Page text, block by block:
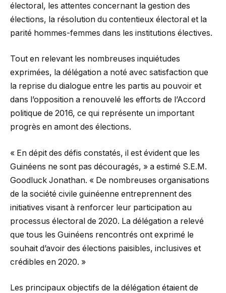
électoral, les attentes concernant la gestion des
élections, la résolution du contentieux électoral et la
parité hommes-femmes dans les institutions électives.
Tout en relevant les nombreuses inquiétudes
exprimées, la délégation a noté avec satisfaction que
la reprise du dialogue entre les partis au pouvoir et
dans l’opposition a renouvelé les efforts de l’Accord
politique de 2016, ce qui représente un important
progrès en amont des élections.
« En dépit des défis constatés, il est évident que les
Guinéens ne sont pas découragés, » a estimé S.E.M.
Goodluck Jonathan. « De nombreuses organisations
de la société civile guinéenne entreprennent des
initiatives visant à renforcer leur participation au
processus électoral de 2020. La délégation a relevé
que tous les Guinéens rencontrés ont exprimé le
souhait d’avoir des élections paisibles, inclusives et
crédibles en 2020. »
Les principaux objectifs de la délégation étaient de